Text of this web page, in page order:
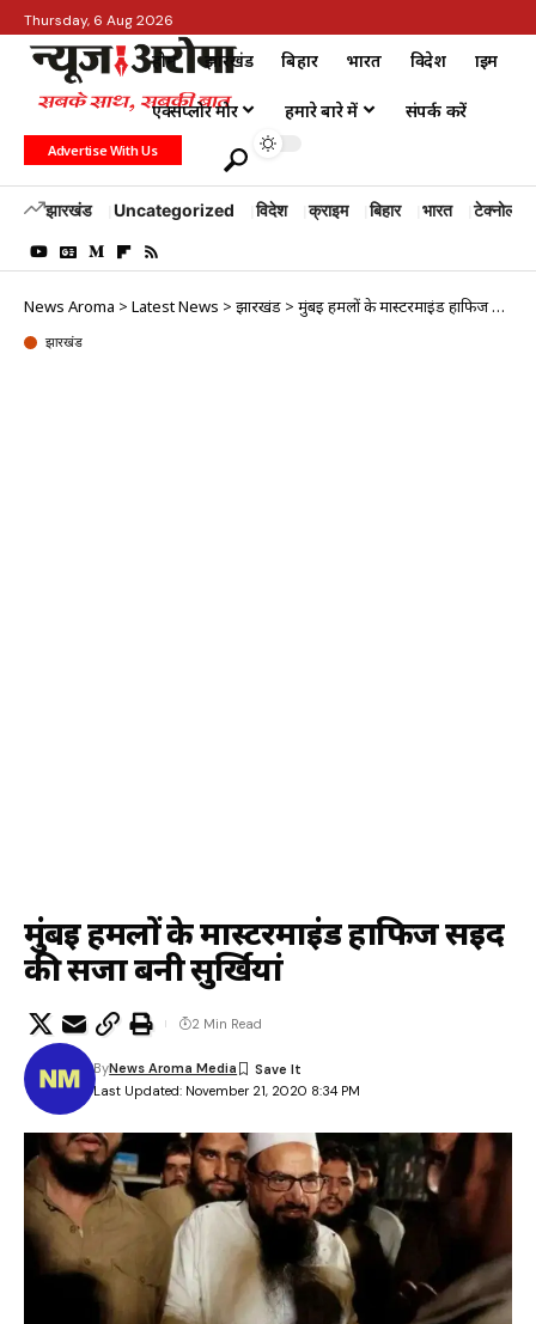
Thursday, 6 Aug 2026
होम झारखंड बिहार भारत विदेश क्राइम
एक्सप्लोर मोर हमारे बारे में संपर्क करें
Advertise With Us
झारखंड Uncategorized विदेश क्राइम बिहार भारत टेक्नोलॉजी
News Aroma > Latest News > झारखंड > मुंबई हमलों के मास्टरमाइंड हाफिज सईद की सजा बनी सुर्खियां
झारखंड
मुंबई हमलों के मास्टरमाइंड हाफिज सईद
की सजा बनी सुर्खियां
Last Updated: November 21, 2020 8:34 PM
ByNews Aroma Media
2 Min Read